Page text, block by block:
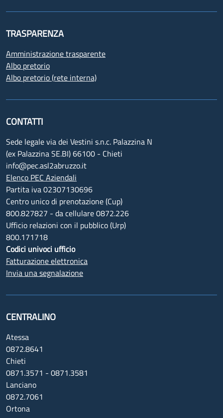
TRASPARENZA
Amministrazione trasparente
Albo pretorio
Albo pretorio (rete interna)
CONTATTI
Sede legale via dei Vestini s.n.c. Palazzina N
(ex Palazzina SE.BI) 66100 - Chieti
info@pec.asl2abruzzo.it
Elenco PEC Aziendali
Partita iva 02307130696
Centro unico di prenotazione (Cup)
800.827827 - da cellulare 0872.226
Ufficio relazioni con il pubblico (Urp)
800.171718
Codici univoci ufficio
Fatturazione elettronica
Invia una segnalazione
CENTRALINO
Atessa
0872.8641
Chieti
0871.3571 - 0871.3581
Lanciano
0872.7061
Ortona